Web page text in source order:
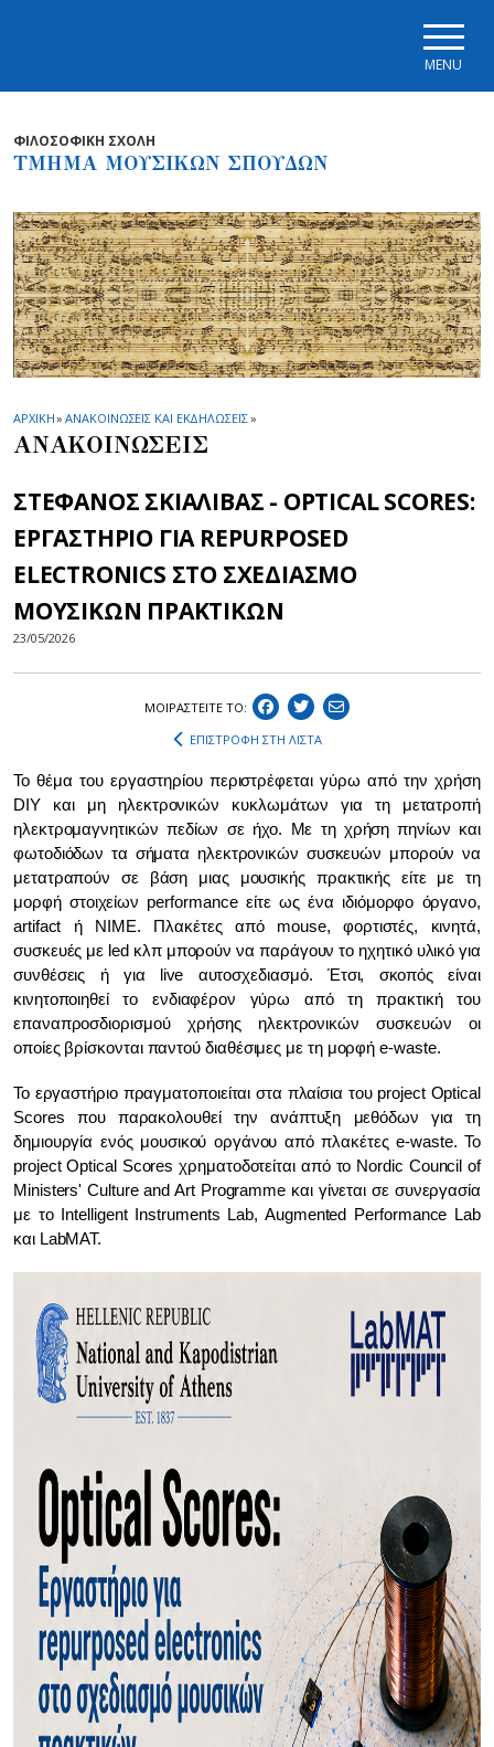
MENU
ΦΙΛΟΣΟΦΙΚΗ ΣΧΟΛΗ
ΤΜΗΜΑ ΜΟΥΣΙΚΩΝ ΣΠΟΥΔΩΝ
ΑΡΧΙΚΗ» ΑΝΑΚΟΙΝΩΣΕΙΣ ΚΑΙ ΕΚΔΗΛΩΣΕΙΣ»
ΑΝΑΚΟΙΝΩΣΕΙΣ
ΣΤΕΦΑΝΟΣ ΣΚΙΑΛΙΒΑΣ - OPTICAL SCORES:
ΕΡΓΑΣΤΗΡΙΟ ΓΙΑ REPURPOSED
ELECTRONICS ΣΤΟ ΣΧΕΔΙΑΣΜΟ
ΜΟΥΣΙΚΩΝ ΠΡΑΚΤΙΚΩΝ
23/05/2026
ΜΟΙΡΑΣΤEIΤΕ ΤΟ:
ΕΠΙΣΤΡΟΦΗ ΣΤΗ ΛΙΣΤΑ
Το θέμα του εργαστηρίου περιστρέφεται γύρω από την χρήση
DIY και μη ηλεκτρονικών κυκλωμάτων για τη μετατροπή
ηλεκτρομαγνητικών πεδίων σε ήχο. Με τη χρήση πηνίων και
φωτοδιόδων τα σήματα ηλεκτρονικών συσκευών μπορούν να
μετατραπούν σε βάση μιας μουσικής πρακτικής είτε με τη
μορφή στοιχείων performance είτε ως ένα ιδιόμορφο όργανο,
artifact ή NIME. Πλακέτες από mouse, φορτιστές, κινητά,
συσκευές με led κλπ μπορούν να παράγουν το ηχητικό υλικό για
συνθέσεις ή για live αυτοσχεδιασμό. Έτσι, σκοπός είναι
κινητοποιηθεί το ενδιαφέρον γύρω από τη πρακτική του
επαναπροσδιορισμού χρήσης ηλεκτρονικών συσκευών οι
οποίες βρίσκονται παντού διαθέσιμες με τη μορφή e-waste.
Το εργαστήριο πραγματοποιείται στα πλαίσια του project Optical
Scores που παρακολουθεί την ανάπτυξη μεθόδων για τη
δημιουργία ενός μουσικού οργάνου από πλακέτες e-waste. To
project Optical Scores χρηματοδοτείται από το Nordic Council of
Ministers' Culture and Art Programme και γίνεται σε συνεργασία
με το Intelligent Instruments Lab, Augmented Performance Lab
και LabMAT.